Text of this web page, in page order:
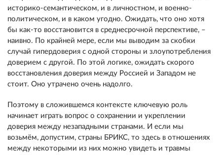
историко-семантическом, и в личностном, и военно-
политическом, и в каком угодно. Ожидать, что оно хотя
бы как-то восстановится в среднесрочной перспективе, –
наивно. По крайней мере, если мы выводим за скобки
случай гипердоверия с одной стороны и злоупотребления
доверием с другой. По этой логике, ожидать скорого
восстановления доверия между Россией и Западом не
стоит. Оно утрачено очень надолго.
Поэтому в сложившемся контексте ключевую роль
начинает играть вопрос о сохранении и укреплении
доверия между незападными странами. И если мы
возьмём, допустим, страны БРИКС, то здесь в отношениях
между некоторыми из них можно увидеть и травмы